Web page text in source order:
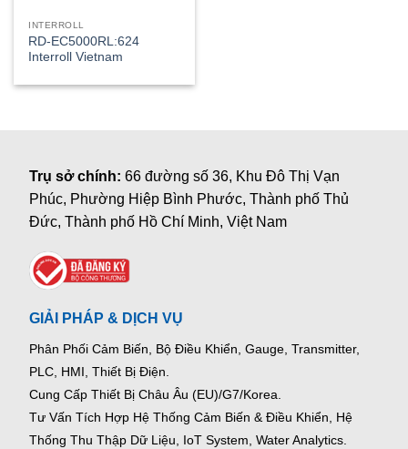
INTERROLL
RD-EC5000RL:624
Interroll Vietnam
Trụ sở chính:66 đường số 36, Khu Đô Thị Vạn
Phúc, Phường Hiệp Bình Phước, Thành phố Thủ
Đức, Thành phố Hồ Chí Minh, Việt Nam
GIẢI PHÁP & DỊCH VỤ
Phân Phối Cảm Biến, Bộ Điều Khiển, Gauge, Transmitter,
PLC, HMI, Thiết Bị Điện.
Cung Cấp Thiết Bị Châu Âu (EU)/G7/Korea.
Tư Vấn Tích Hợp Hệ Thống Cảm Biến & Điều Khiển, Hệ
Thống Thu Thập Dữ Liệu, IoT System, Water Analytics.